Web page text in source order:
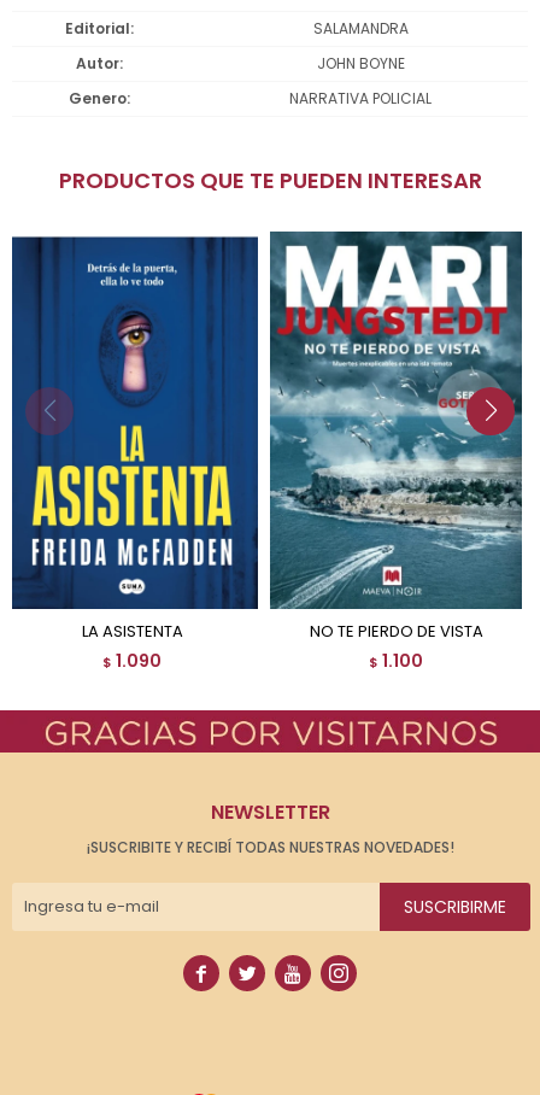
Editorial
SALAMANDRA
Autor
JOHN BOYNE
Genero
NARRATIVA POLICIAL
PRODUCTOS QUE TE PUEDEN INTERESAR
LA ASISTENTA
$ 1.090
NO TE PIERDO DE VISTA
$ 1.100
NEWSLETTER
¡SUSCRIBITE Y RECIBÍ TODAS NUESTRAS NOVEDADES!
SUSCRIBIRME
   